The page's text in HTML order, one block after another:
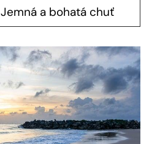
Jemná a bohatá chuť